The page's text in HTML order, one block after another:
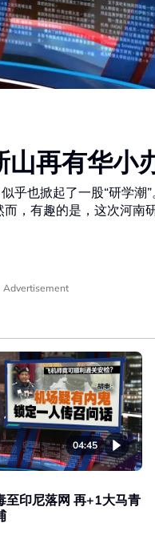
再有华小
乎也掀起了一股“研学潮
，有趣的是，这次河南
Advertisement
04:45
至印尼落网 再+1大马青